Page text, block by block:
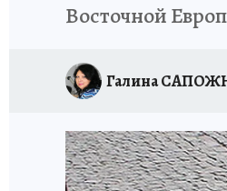
Восточной
Галина